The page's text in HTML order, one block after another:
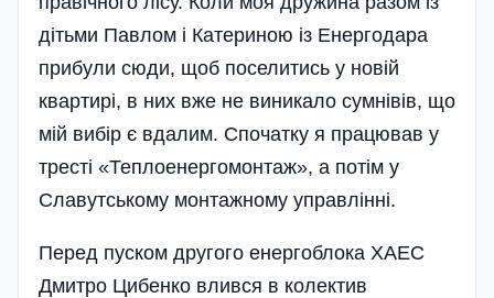
дітьми Павлом і Катериною із Енергодара
прибули сюди, щоб поселитись у новій
квартирі, в них вже не виникало сумнівів, що
мій вибір є вдалим. Спочатку я працював у
тресті «Теплоенергомонтаж», а потім у
Славутському монтажному управлінні.
Перед пуском другого енерго­блока ХАЕС
Дмитро Цибенко влився в колектив